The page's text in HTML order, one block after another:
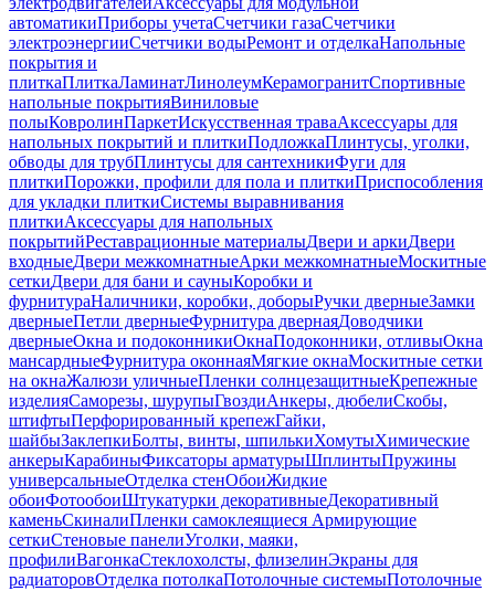
автоматикиПриборы учетаСчетчики газаСчетчики
электроэнергииСчетчики водыРемонт и отделкаНапольные
покрытия и
плиткаПлиткаЛаминатЛинолеумКерамогранитСпортивные
напольные покрытияВиниловые
полыКовролинПаркетИскусственная траваАксессуары для
напольных покрытий и плиткиПодложкаПлинтусы, уголки,
обводы для трубПлинтусы для сантехникиФуги для
плиткиПорожки, профили для пола и плиткиПриспособления
для укладки плиткиСистемы выравнивания
плиткиАксессуары для напольных
покрытийРеставрационные материалыДвери и аркиДвери
входныеДвери межкомнатныеАрки межкомнатныеМоскитные
сеткиДвери для бани и сауныКоробки и
фурнитураНаличники, коробки, доборыРучки дверныеЗамки
дверныеПетли дверныеФурнитура двернаяДоводчики
дверныеОкна и подоконникиОкнаПодоконники, отливыОкна
мансардныеФурнитура оконнаяМягкие окнаМоскитные сетки
на окнаЖалюзи уличныеПленки солнцезащитныеКрепежные
изделияСаморезы, шурупыГвоздиАнкеры, дюбелиСкобы,
штифтыПерфорированный крепежГайки,
шайбыЗаклепкиБолты, винты, шпилькиХомутыХимические
анкерыКарабиныФиксаторы арматурыШплинтыПружины
универсальныеОтделка стенОбоиЖидкие
обоиФотообоиШтукатурки декоративныеДекоративный
каменьСкиналиПленки самоклеящиеся Армирующие
сеткиСтеновые панелиУголки, маяки,
профилиВагонкаСтеклохолсты, флизелинЭкраны для
радиаторовОтделка потолкаПотолочные системыПотолочные